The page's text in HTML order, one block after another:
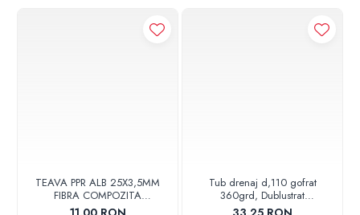
TEAVA PPR ALB 25X3,5MM
FIBRA COMPOZITA
10033025004
Tub drenaj d,110 gofrat
360grd, Dublustrat
verde/negru 110152 Drainkit